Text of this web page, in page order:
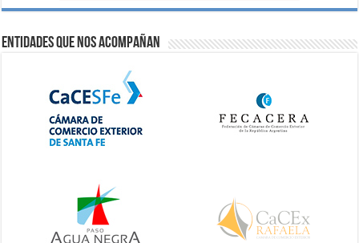
Entidades que nos acompañan